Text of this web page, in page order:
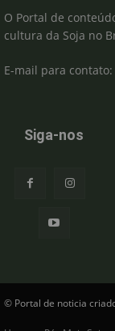
O Portal de
cultura da Soja no
E-mail para contato:
Siga-nos
© Portal de noticia